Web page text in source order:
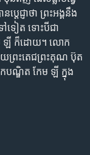
េជ្ញា​ថា ព្រះ​អង្គ​នឹង​
ទៀត ទោះបីជា​
ម ឡី​ ក៏ដោយ។ លោក
យ​ព្រះតេជ​ព្រះគុណ ប៊ុត
ណ្ឌិត​ កែម ឡី ក្នុង​